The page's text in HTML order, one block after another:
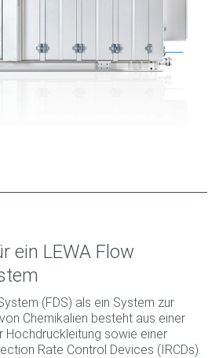
ein LEWA Flow
(FDS) als ein System zur
Chemikalien besteht aus einer
Hochdruckleitung sowie einer
Rate Control Devices (IRCDs).